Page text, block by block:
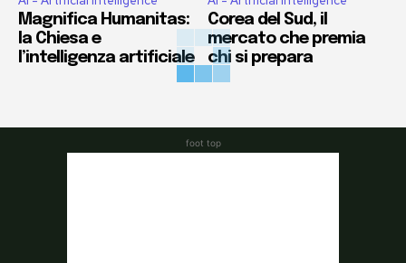
Magnifica Humanitas:
la Chiesa e
l’intelligenza artificiale
Corea del Sud, il
mercato che premia
chi si prepara
foot top